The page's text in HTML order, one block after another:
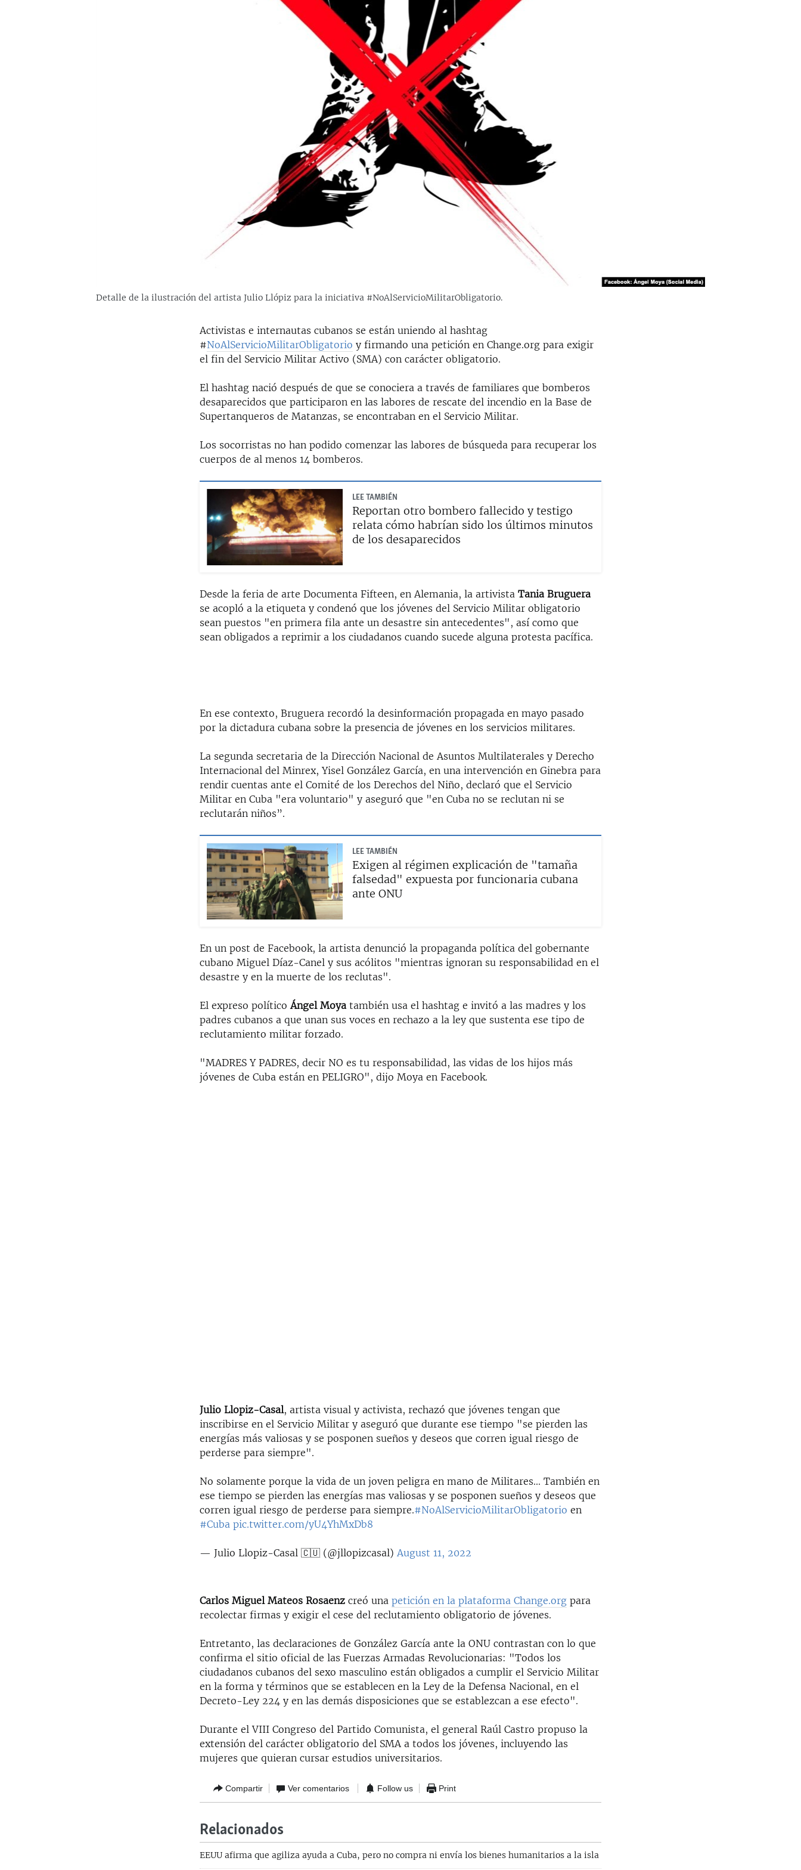
Detalle de la ilustración del artista Julio Llópiz para la iniciativa #NoAlServicioMilitarObligatorio.
Activistas e internautas cubanos se están uniendo al hashtag
#NoAlServicioMilitarObligatorio y firmando una petición en Change.org para exigir
el fin del Servicio Militar Activo (SMA) con carácter obligatorio.
El hashtag nació después de que se conociera a través de familiares que bomberos
desaparecidos que participaron en las labores de rescate del incendio en la Base de
Supertanqueros de Matanzas, se encontraban en el Servicio Militar.
Los socorristas no han podido comenzar las labores de búsqueda para recuperar los
cuerpos de al menos 14 bomberos.
LEE TAMBIÉN
Reportan otro bombero fallecido y testigo
relata cómo habrían sido los últimos minutos
de los desaparecidos
Desde la feria de arte Documenta Fifteen, en Alemania, la artivistaTania Bruguera
se acopló a la etiqueta y condenó que los jóvenes del Servicio Militar obligatorio
sean puestos "en primera fila ante un desastre sin antecedentes", así como que
sean obligados a reprimir a los ciudadanos cuando sucede alguna protesta pacífica.
En ese contexto, Bruguera recordó la desinformación propagada en mayo pasado
por la dictadura cubana sobre la presencia de jóvenes en los servicios militares.
La segunda secretaria de la Dirección Nacional de Asuntos Multilaterales y Derecho
Internacional del Minrex, Yisel González García, en una intervención en Ginebra para
rendir cuentas ante el Comité de los Derechos del Niño, declaró que el Servicio
Militar en Cuba "era voluntario" y aseguró que "en Cuba no se reclutan ni se
reclutarán niños”.
LEE TAMBIÉN
Exigen al régimen explicación de "tamaña
falsedad" expuesta por funcionaria cubana
ante ONU
En un post de Facebook, la artista denunció la propaganda política del gobernante
cubano Miguel Díaz-Canel y sus acólitos "mientras ignoran su responsabilidad en el
desastre y en la muerte de los reclutas".
El expreso políticoÁngel Moya también usa el hashtag e invitó a las madres y los
padres cubanos a que unan sus voces en rechazo a la ley que sustenta ese tipo de
reclutamiento militar forzado.
"MADRES Y PADRES, decir NO es tu responsabilidad, las vidas de los hijos más
jóvenes de Cuba están en PELIGRO", dijo Moya en Facebook.
Julio Llopiz-Casal, artista visual y activista, rechazó que jóvenes tengan que
inscribirse en el Servicio Militar y aseguró que durante ese tiempo "se pierden las
energías más valiosas y se posponen sueños y deseos que corren igual riesgo de
perderse para siempre".
No solamente porque la vida de un joven peligra en mano de Militares... También en
ese tiempo se pierden las energías mas valiosas y se posponen sueños y deseos que
corren igual riesgo de perderse para siempre.#NoAlServicioMilitarObligatorio en
#Cuba pic.twitter.com/yU4YhMxDb8
— Julio Llopiz-Casal 🇨🇺 (@jllopizcasal)August 11, 2022
Carlos Miguel Mateos Rosaenz creó unapetición en la plataforma Change.org para
recolectar firmas y exigir el cese del reclutamiento obligatorio de jóvenes.
Entretanto, las declaraciones de González García ante la ONU contrastan con lo que
confirma el sitio oficial de las Fuerzas Armadas Revolucionarias: "Todos los
ciudadanos cubanos del sexo masculino están obligados a cumplir el Servicio Militar
en la forma y términos que se establecen en la Ley de la Defensa Nacional, en el
Decreto-Ley 224 y en las demás disposiciones que se establezcan a ese efecto".
Durante el VIII Congreso del Partido Comunista, el general Raúl Castro propuso la
extensión del carácter obligatorio del SMA a todos los jóvenes, incluyendo las
mujeres que quieran cursar estudios universitarios.
Compartir Ver comentarios Follow us Print
Relacionados
EEUU afirma que agiliza ayuda a Cuba, pero no compra ni envía los bienes humanitarios a la isla